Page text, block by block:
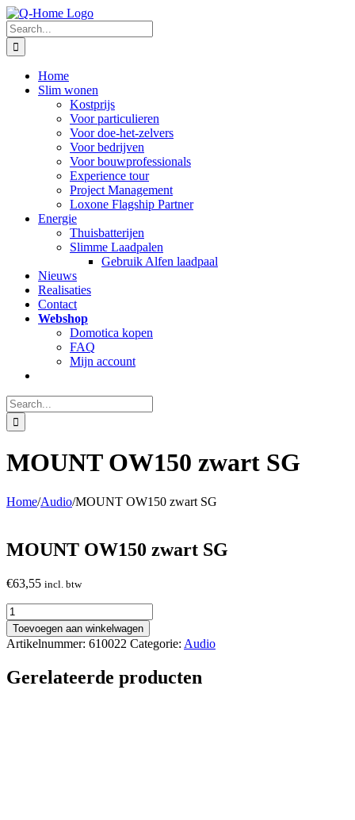
Skip
to
content
Search
for:
Home
Slim wonen
Kostprijs
Voor particulieren
Voor doe-het-zelvers
Voor bedrijven
Voor bouwprofessionals
Experience tour
Project Management
Loxone Flagship Partner
Energie
Thuisbatterijen
Slimme Laadpalen
Gebruik Alfen laadpaal
Nieuws
Realisaties
Contact
Webshop
Domotica kopen
FAQ
Mijn account
Search
for:
MOUNT OW150 zwart SG
Home/Audio/MOUNT OW150 zwart SG
MOUNT OW150 zwart SG
€63,55 incl. btw
MOUNT
OW150
zwart
SG
Toevoegen aan winkelwagen
Artikelnummer: 610022 Categorie: Audio
Gerelateerde producten